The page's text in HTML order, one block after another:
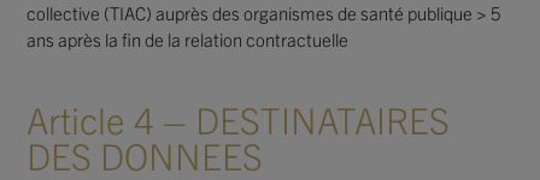
collective (TIAC) auprès des organismes de santé publique > 5
ans après la fin de la relation contractuelle
Article 4 – DESTINATAIRES
DES DONNEES